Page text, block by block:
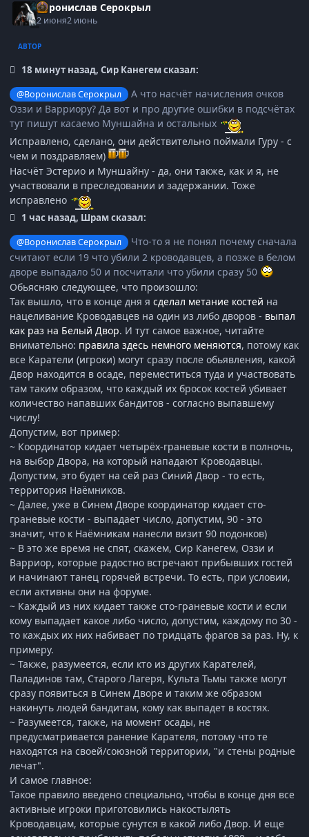
Воронислав Серокрыл
2 июня2 июнь
АВТОР
18 минут назад, Сир Канегем сказал:
@Воронислав Серокрыл
А что насчёт начисления очков
Оззи и Варриору? Да вот и про другие ошибки в подсчётах
тут пишут касаемо Муншайна и остальных
Исправлено, сделано, они действительно поймали Гуру - с
чем и поздравляем)
Насчёт Эстерио и Муншайну - да, они также, как и я, не
участвовали в преследовании и задержании. Тоже
исправлено
1 час назад, Шрам сказал:
@Воронислав Серокрыл
Что-то я не понял почему сначала
считают если 19 что убили 2 кроводавцев, а позже в белом
дворе выпадало 50 и посчитали что убили сразу 50
Обьясняю следующее, что произошло:
Так вышло, что в конце дня я сделал метание костей на
нацеливание Кроводавцев на один из либо дворов - выпал
как раз на Белый Двор. И тут самое важное, читайте
внимательно: правила здесь немного меняются, потому как
все Каратели (игроки) могут сразу после обьявления, какой
Двор находится в осаде, переместиться туда и участвовать
там таким образом, что каждый их бросок костей убивает
количество напавших бандитов - согласно выпавшему
числу!
Допустим, вот пример:
~ Координатор кидает четырёх-граневые кости в полночь,
на выбор Двора, на который нападают Кроводавцы.
Допустим, это будет на сей раз Синий Двор - то есть,
территория Наёмников.
~ Далее, уже в Синем Дворе координатор кидает сто-
граневые кости - выпадает число, допустим, 90 - это
значит, что к Наёмникам нанесли визит 90 подонков)
~ В это же время не спят, скажем, Сир Канегем, Оззи и
Варриор, которые радостно встречают прибывших гостей
и начинают танец горячей встречи. То есть, при условии,
если активны они на форуме.
~ Каждый из них кидает также сто-граневые кости и если
кому выпадает какое либо число, допустим, каждому по 30 -
то каждых их них набивает по тридцать фрагов за раз. Ну, к
примеру.
~ Также, разумеется, если кто из других Карателей,
Паладинов там, Старого Лагеря, Культа Тьмы также могут
сразу появиться в Синем Дворе и таким же образом
накинуть людей бандитам, кому как выпадет в костях.
~ Разумеется, также, на момент осады, не
предусматривается ранение Карателя, потому что те
находятся на своей/союзной территории, "и стены родные
лечат".
И самое главное:
Такое правило введено специально, чтобы в конце дня все
активные игроки приготовились накостылять
Кроводавцам, которые сунутся в какой либо Двор. И еще